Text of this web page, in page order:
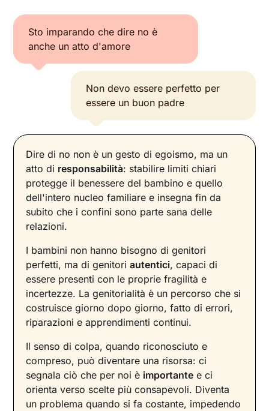
Sto imparando che dire no è
anche un atto d'amore
Non devo essere perfetto per
essere un buon padre
Dire di no non è un gesto di egoismo, ma un
atto di responsabilità: stabilire limiti chiari
protegge il benessere del bambino e quello
dell'intero nucleo familiare e insegna fin da
subito che i confini sono parte sana delle
relazioni.
I bambini non hanno bisogno di genitori
perfetti, ma di genitoriautentici, capaci di
essere presenti con le proprie fragilità e
incertezze. La genitorialità è un percorso che si
costruisce giorno dopo giorno, fatto di errori,
riparazioni e apprendimenti continui.
Il senso di colpa, quando riconosciuto e
compreso, può diventare una risorsa: ci
segnala ciò che per noi è importante e ci
orienta verso scelte più consapevoli. Diventa
un problema quando si fa costante, impedendo